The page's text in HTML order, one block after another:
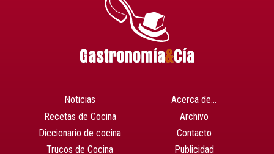
Noticias
Recetas de Cocina
Diccionario de cocina
Trucos de Cocina
Acerca de…
Archivo
Contacto
Publicidad